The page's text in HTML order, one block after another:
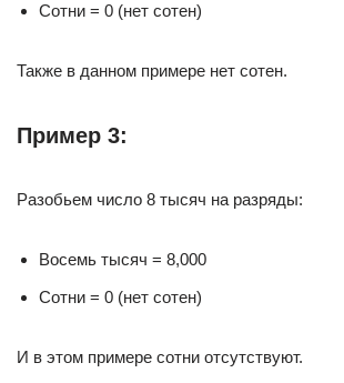
Сотни = 0 (нет сотен)
Также в данном примере нет сотен.
Пример 3:
Разобьем число 8 тысяч на разряды:
Восемь тысяч = 8,000
Сотни = 0 (нет сотен)
И в этом примере сотни отсутствуют.